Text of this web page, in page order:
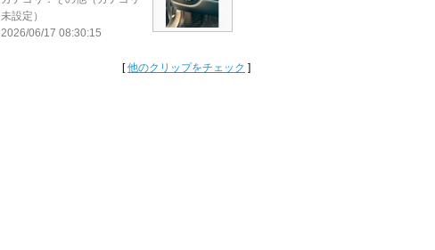
未設定）
2026/06/17 08:30:15
[他のクリップをチェック ]